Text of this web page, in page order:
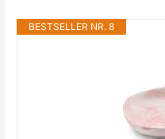
BESTSELLER NR. 8